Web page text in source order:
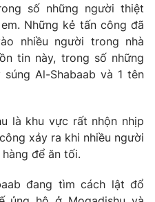
số những người thiệt
Những kẻ tấn công đã
nhiều người trong nhà
tin này, trong số những
Al-Shabaab và 1 tên
là khu vực rất nhộn nhịp
xảy ra khi nhiều người
để ăn tối.
đang tìm cách lật đổ